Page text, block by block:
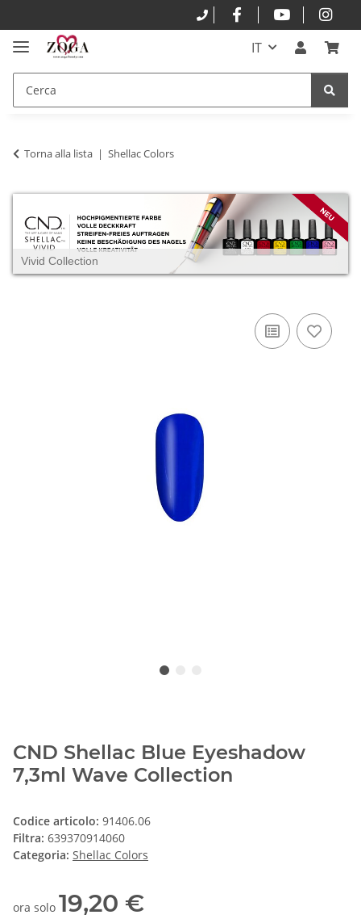
IT
Torna alla lista Shellac Colors
Vivid Collection
CND Shellac Blue Eyeshadow
7,3ml Wave Collection
Codice articolo: 91406.06
Filtra: 639370914060
Categoria: Shellac Colors
ora solo 19,20 €